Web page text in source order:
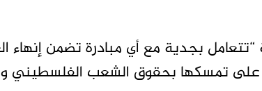
“تتعامل بجدية مع أي مبادرة تضمن إنهاء
تمسكها بحقوق الشعب الفلسطيني